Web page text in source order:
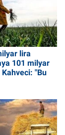
lira
101 milyar
"Bu